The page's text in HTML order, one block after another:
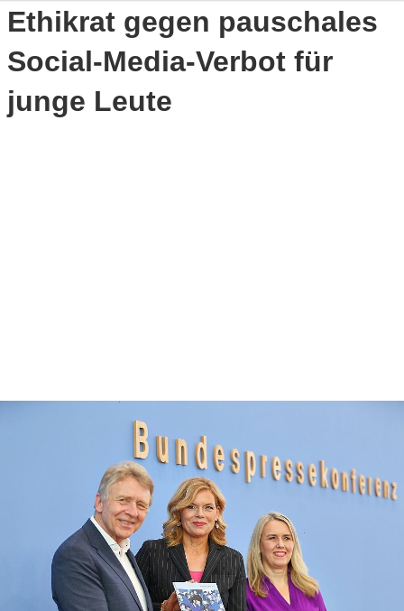
Ethikrat gegen pauschales
Social-Media-Verbot für
junge Leute